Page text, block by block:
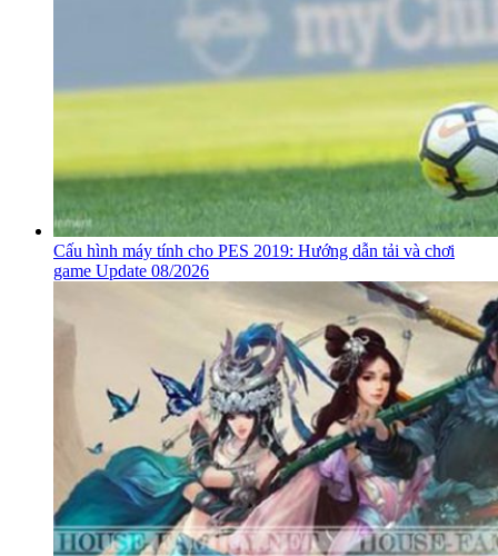
Cấu hình máy tính cho PES 2019: Hướng dẫn tải và chơi
game Update 08/2026